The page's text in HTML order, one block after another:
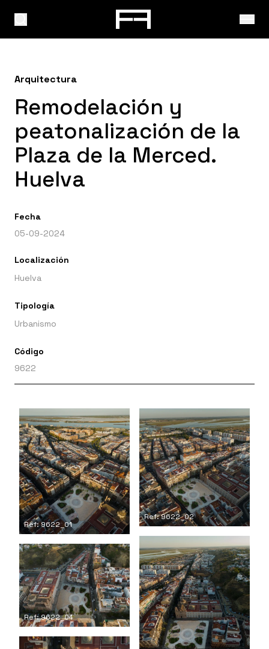
Arquitectura
Remodelación y
peatonalización de la
Plaza de la Merced.
Huelva
Fecha
05-09-2024
Localización
Huelva
Tipología
Urbanismo
Código
9622
Ref: 9622_01
Ref: 9622_02
Ref: 9622_04